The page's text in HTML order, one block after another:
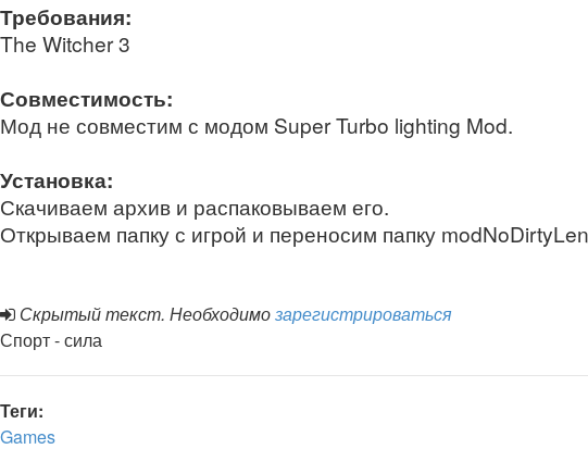
Требования:
The Witcher 3
Совместимость:
Мод не совместим с модом Super Turbo lighting Mod.
Установка:
Скачиваем архив и распаковываем его.
Открываем папку с игрой и переносим папку
Скрытый текст. Необходимозарегистрироваться
Спорт - сила
Теги:
Games